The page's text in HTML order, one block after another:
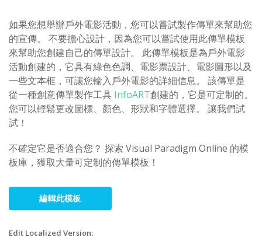
如果您想舉辦戶外電影活動，您可以嘗試製作傳單來幫助您
的宣傳。 不要擔心設計，因為您可以嘗試使用此傳單模板
來幫助您創建自己的傳單設計。 此傳單模板是為戶外電影
活動創建的，它具有綠色色調、電影票設計、電影圖形以及
一些文本框，可讓您輸入戶外電影的詳細信息。 該傳單是
從一種創意傳單製作工具 InfoART創建的，它是可定制的。
您可以輕鬆更改圖標、顏色、形狀和字體選擇。 讓我們試
試！
不確定它是否適合您？ 探索 Visual Paradigm Online 的模
板庫，獲取大量可定制的傳單模板！
編輯此模板
Edit Localized Version: